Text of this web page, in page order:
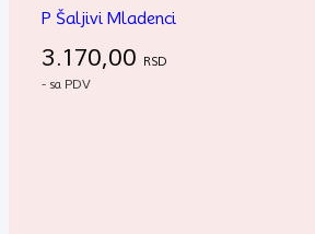
P Šaljivi Mladenci
3.170,00 RSD
- sa PDV